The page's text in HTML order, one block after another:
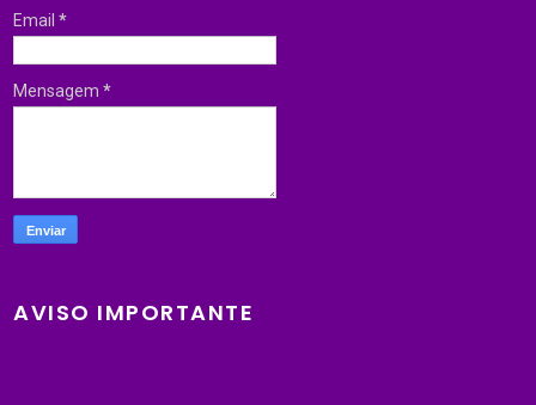
Email*
Mensagem*
AVISO IMPORTANTE